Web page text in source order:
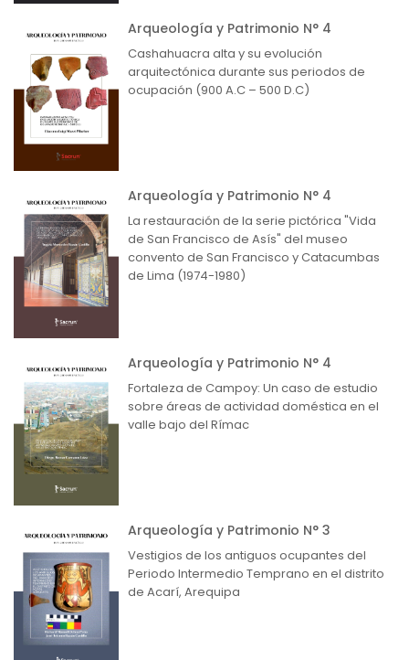
Arqueología y Patrimonio N° 4
Cashahuacra alta y su evolución
arquitectónica durante sus periodos de
ocupación (900 A.C – 500 D.C)
Arqueología y Patrimonio N° 4
La restauración de la serie pictórica "Vida
de San Francisco de Asís" del museo
convento de San Francisco y Catacumbas
de Lima (1974-1980)
Arqueología y Patrimonio N° 4
Fortaleza de Campoy: Un caso de estudio
sobre áreas de actividad doméstica en el
valle bajo del Rímac
Arqueología y Patrimonio N° 3
Vestigios de los antiguos ocupantes del
Periodo Intermedio Temprano en el distrito
de Acarí, Arequipa